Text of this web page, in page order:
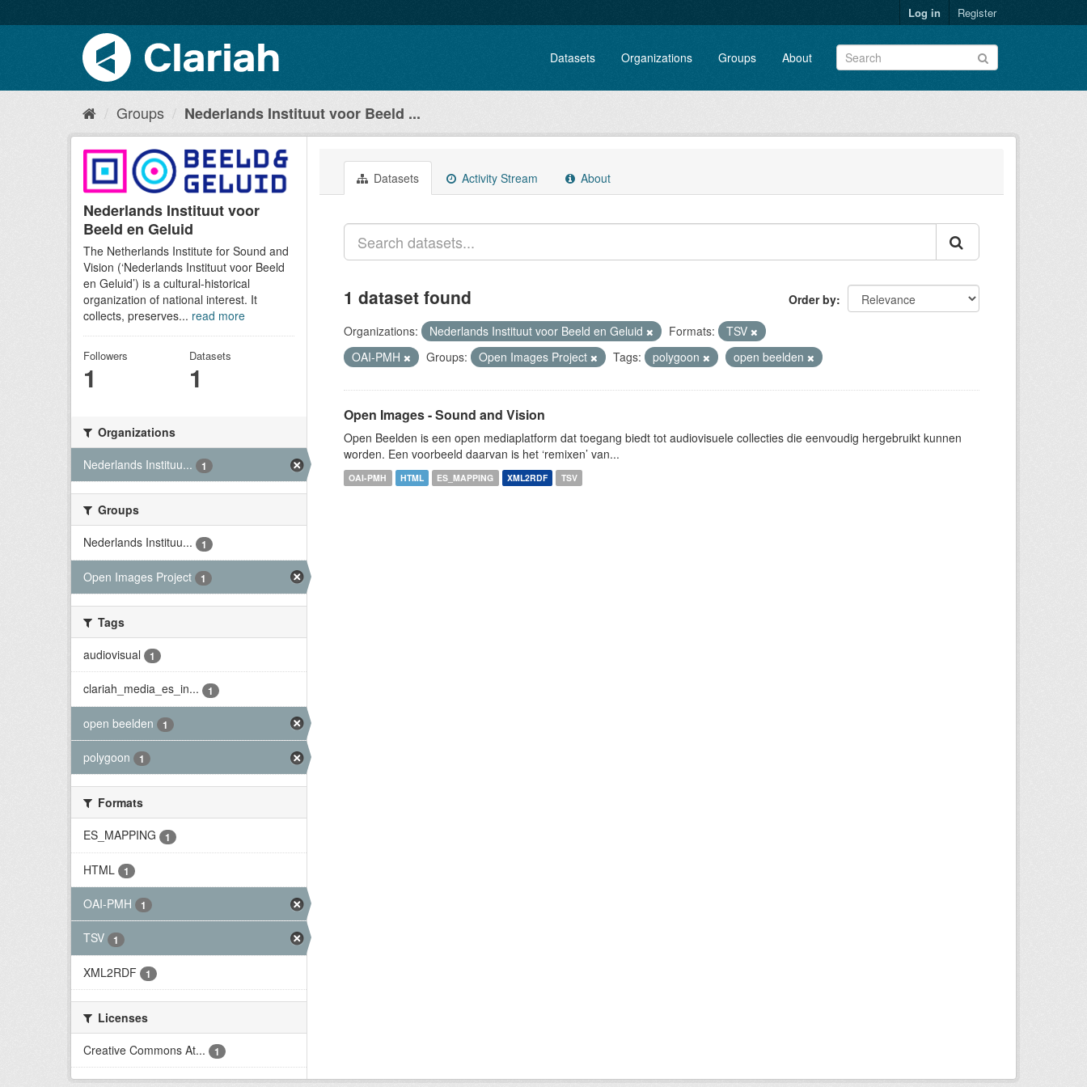
Log in Register
Datasets Organizations Groups About
Groups Nederlands Instituut voor Beeld ...
Nederlands Instituut voor
Beeld en Geluid
The Netherlands Institute for Sound and
Vision (‘Nederlands Instituut voor Beeld
en Geluid’) is a cultural-historical
organization of national interest. It
collects, preserves... read more
Followers
1
Datasets
1
Organizations
Nederlands Instituu...
1
Groups
Nederlands Instituu...
1
Open Images Project 1
Tags
audiovisual
1
clariah_media_es_in... 1
open beelden 1
polygoon 1
Formats
ES_MAPPING
1
HTML 1
OAI-PMH 1
TSV 1
XML2RDF 1
Licenses
Creative Commons At...
1
Datasets Activity Stream About
Order by
1 dataset found
Organizations: Nederlands Instituut voor Beeld en Geluid Formats:
TSV
OAI-PMH
Groups: Open Images Project Tags: polygoon open beelden
Open Images - Sound and Vision
Open Beelden is een open mediaplatform dat toegang biedt tot audiovisuele collecties die eenvoudig hergebruikt kunnen
worden. Een voorbeeld daarvan is het ‘remixen’ van...
OAI-PMH HTML ES_MAPPING XML2RDF TSV